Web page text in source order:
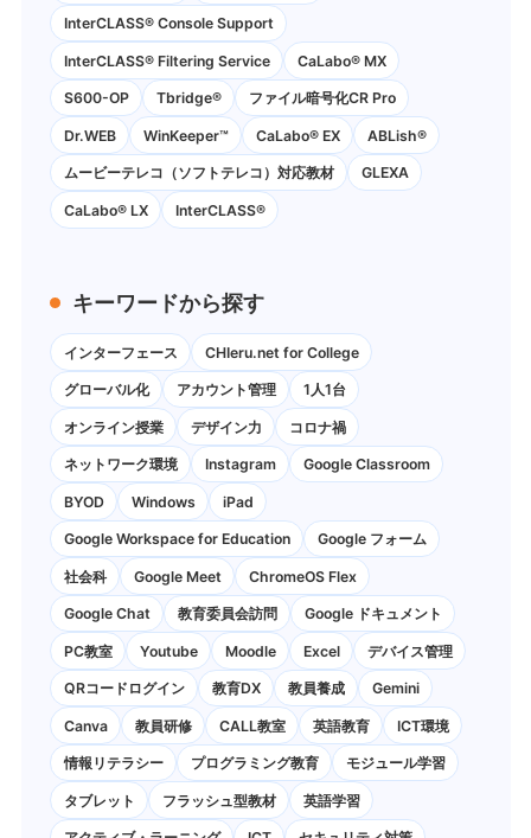
InterCLASS®︎ Console Support
InterCLASS®︎ Filtering Service CaLabo® MX
S600-OP Tbridge® ファイル暗号化CR Pro
Dr.WEB WinKeeper™ CaLabo® EX ABLish®
ムービーテレコ（ソフトテレコ）対応教材 GLEXA
CaLabo® LX InterCLASS®
キーワードから探す
インターフェース CHIeru.net for College
グローバル化 アカウント管理 1人1台
オンライン授業 デザイン力 コロナ禍
ネットワーク環境 Instagram Google Classroom
BYOD Windows iPad
Google Workspace for Education Google フォーム
社会科 Google Meet ChromeOS Flex
Google Chat 教育委員会訪問 Google ドキュメント
PC教室 Youtube Moodle Excel デバイス管理
QRコードログイン 教育DX 教員養成 Gemini
Canva 教員研修 CALL教室 英語教育 ICT環境
情報リテラシー プログラミング教育 モジュール学習
タブレット フラッシュ型教材 英語学習